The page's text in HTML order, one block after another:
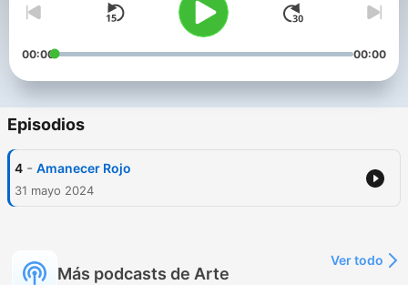
00:00 00:00
Episodios
4 - Amanecer Rojo
31 mayo 2024
Más podcasts de Arte
Ver todo